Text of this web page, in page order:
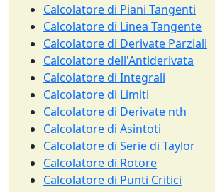
Calcolatore di Piani Tangenti
Calcolatore di Linea Tangente
Calcolatore di Derivate Parziali
Calcolatore dell'Antiderivata
Calcolatore di Integrali
Calcolatore di Limiti
Calcolatore di Derivate nth
Calcolatore di Asintoti
Calcolatore di Serie di Taylor
Calcolatore di Rotore
Calcolatore di Punti Critici